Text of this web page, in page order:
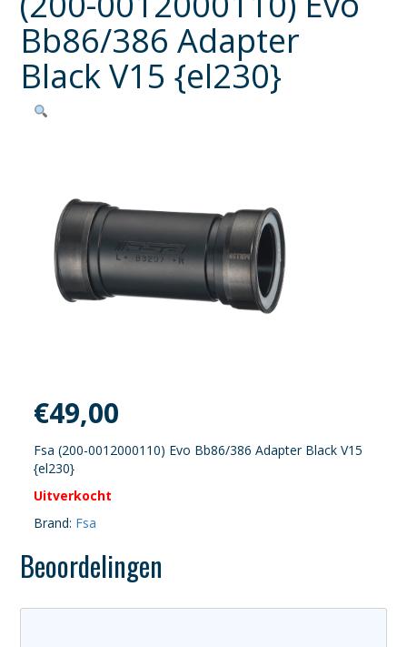
Bb86/386 Adapter
Black V15 {el230}
€49,00
Fsa (200-0012000110) Evo Bb86/386 Adapter Black V15
{el230}
Uitverkocht
Brand: Fsa
Beoordelingen